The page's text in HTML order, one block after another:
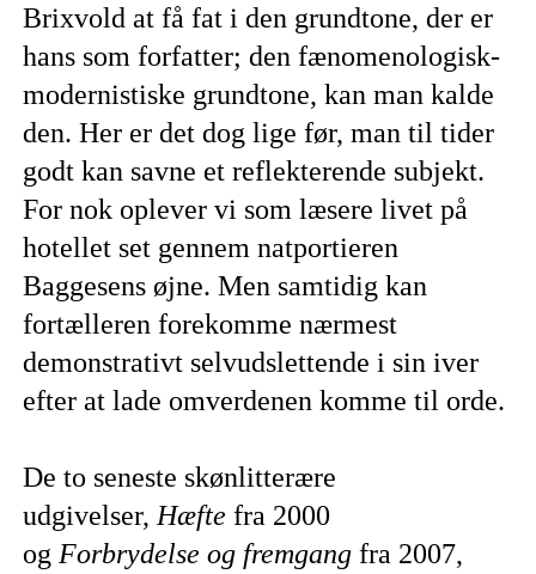
Brixvold at få fat i den grundtone, der er
hans som forfatter; den fænomenologisk-
modernistiske grundtone, kan man kalde
den. Her er det dog lige før, man til tider
godt kan savne et reflekterende subjekt.
For nok oplever vi som læsere livet på
hotellet set gennem natportieren
Baggesens øjne. Men samtidig kan
fortælleren forekomme nærmest
demonstrativt selvudslettende i sin iver
efter at lade omverdenen komme til orde.
De to seneste skønlitterære
udgivelser, Hæfte fra 2000
og Forbrydelse og fremgang fra 2007,